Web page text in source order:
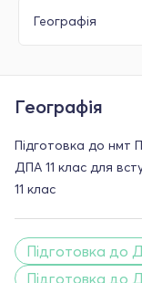
Географія
Підготовка до нмт
ДПА 11 клас для
11 клас
Підготовка до
Підготовка до